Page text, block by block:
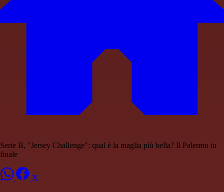
Serie B, "Jersey Challenge": qual è la maglia più bella? Il Palermo in
finale